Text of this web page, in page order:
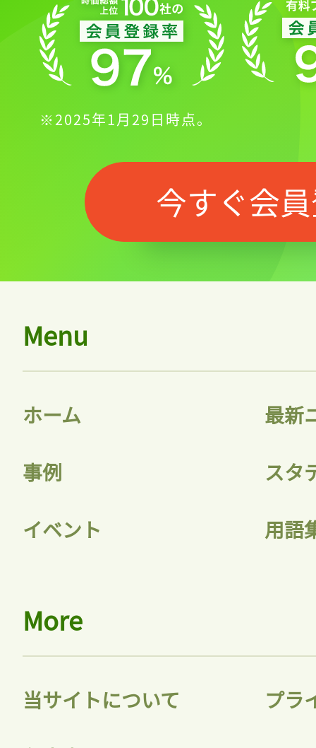
※2025年1月29日時点。
今すぐ会
Menu
ホーム 最新
事例 スタ
イベント 用語
More
当サイトについて プラ